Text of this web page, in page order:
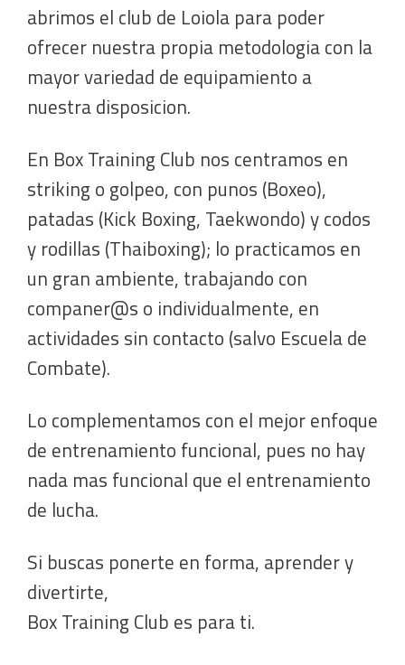
abrimos el club de Loiola para poder
ofrecer nuestra propia metodologia con la
mayor variedad de equipamiento a
nuestra disposicion.
En Box Training Club nos centramos en
striking o golpeo, con punos (Boxeo),
patadas (Kick Boxing, Taekwondo) y codos
y rodillas (Thaiboxing); lo practicamos en
un gran ambiente, trabajando con
companer@s o individualmente, en
actividades sin contacto (salvo Escuela de
Combate).
Lo complementamos con el mejor enfoque
de entrenamiento funcional, pues no hay
nada mas funcional que el entrenamiento
de lucha.
Si buscas ponerte en forma, aprender y
divertirte,
Box Training Club es para ti.